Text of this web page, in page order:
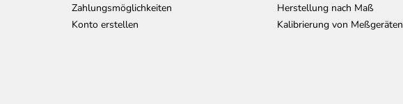
Zahlungsmöglichkeiten
Konto erstellen
Herstellung nach Maß
Kalibrierung von Meßgeräten